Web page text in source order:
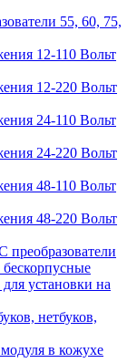
55, 60, 75,
12-110 Вольт
12-220 Вольт
24-110 Вольт
24-220 Вольт
48-110 Вольт
48-220 Вольт
преобразователи
установки на
нетбуков,
в кожухе